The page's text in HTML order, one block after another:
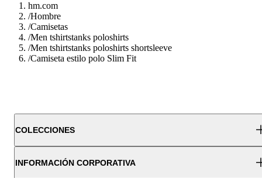
hm.com
/Hombre
/Camisetas
/Men tshirtstanks poloshirts
/Men tshirtstanks poloshirts shortsleeve
/Camiseta estilo polo Slim Fit
COLECCIONES
INFORMACIÓN CORPORATIVA